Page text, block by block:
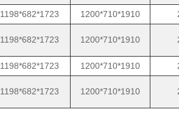
1198*682*1723 1200*710*1910
1198*682*1723 1200*710*1910
1198*682*1723 1200*710*1910
1198*682*1723 1200*710*1910